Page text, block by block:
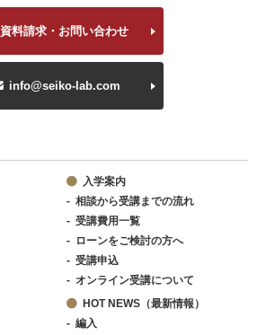
資料請求・お問い合わせ
info@seiko-lab.com
入学案内
相談から受講までの流れ
受講費用一覧
ローンをご検討の方へ
受講申込
オンライン受講について
HOT NEWS（最新情報）
編入